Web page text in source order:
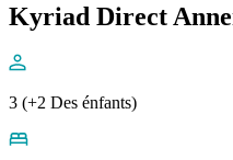
Kyriad Direct
3 (+2 Des énfants)